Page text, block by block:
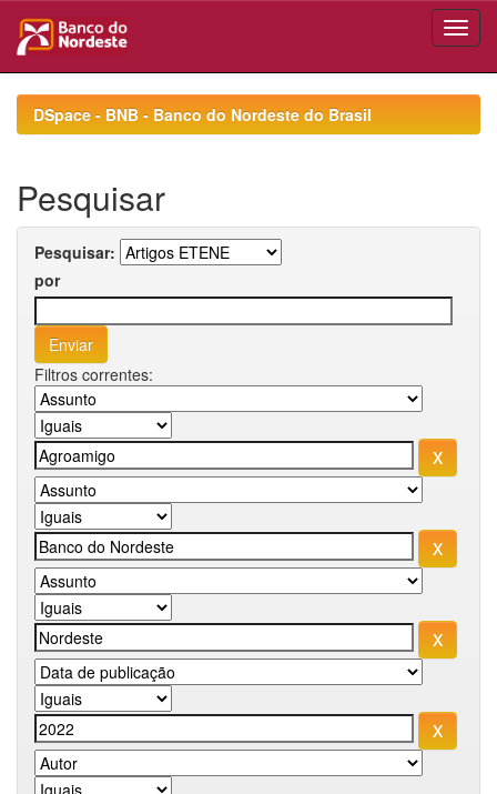
navigationDSpace - BNB - Banco do Nordeste do Brasil
Pesquisar
Pesquisar:
por
Filtros correntes: